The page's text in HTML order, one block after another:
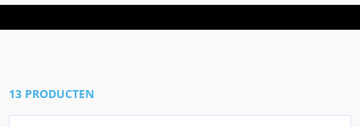
13 PRODUCTEN